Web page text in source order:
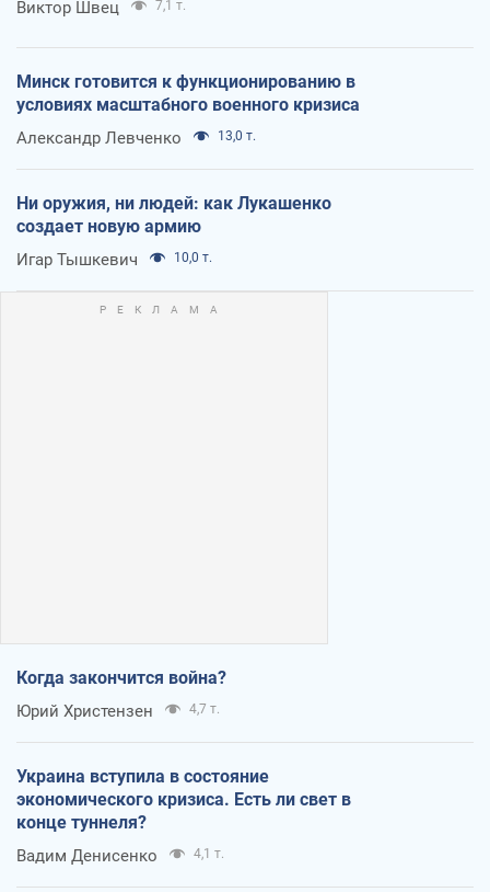
Виктор Швец 7,1 т.
Минск готовится к функционированию в
условиях масштабного военного кризиса
Александр Левченко 13,0 т.
Ни оружия, ни людей: как Лукашенко
создает новую армию
Игар Тышкевич 10,0 т.
Когда закончится война?
Юрий Христензен 4,7 т.
Украина вступила в состояние
экономического кризиса. Есть ли свет в
конце туннеля?
Вадим Денисенко 4,1 т.